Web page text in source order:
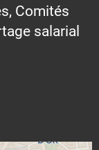
Comités
salarial